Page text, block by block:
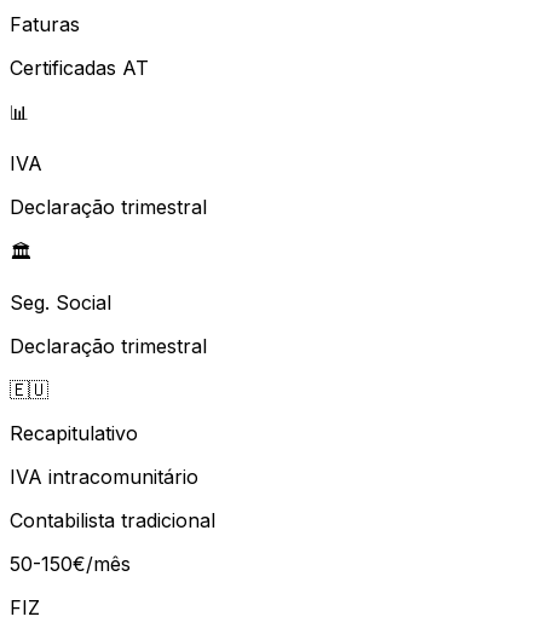
Faturas
Certificadas AT
📊
IVA
Declaração trimestral
🏛️
Seg. Social
Declaração trimestral
🇪🇺
Recapitulativo
IVA intracomunitário
Contabilista tradicional
50-150€/mês
FIZ